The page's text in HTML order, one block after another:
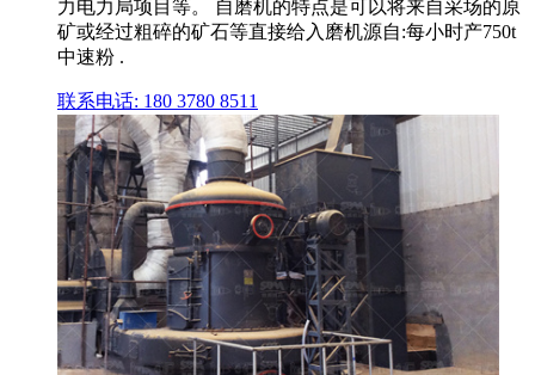
力电力局项目等。 自磨机的特点是可以将来自采场的原
矿或经过粗碎的矿石等直接给入磨机源自:每小时产750t
中速粉 .
联系电话: 180 3780 8511